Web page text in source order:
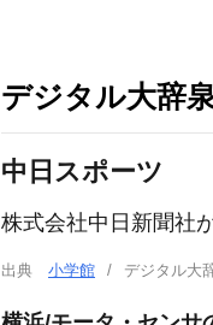
デジタル大辞
中日スポーツ
株式会社中日新聞社
出典 小学館 デジタル